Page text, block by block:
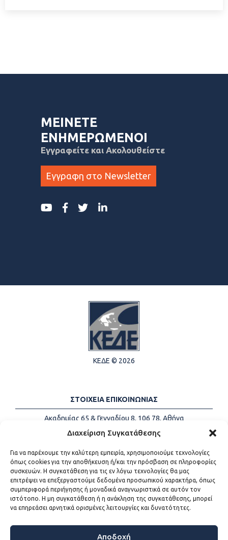
Διαχείριση Συγκατάθεσης
Για να παρέχουμε την καλύτερη εμπειρία, χρησιμοποιούμε τεχνολογίες
όπως cookies για την αποθήκευση ή/και την πρόσβαση σε πληροφορίες
συσκευών. Η συγκατάθεση για τις εν λόγω τεχνολογίες θα μας
επιτρέψει να επεξεργαστούμε δεδομένα προσωπικού χαρακτήρα, όπως
συμπεριφορά περιήγησης ή μοναδικά αναγνωριστικά σε αυτόν τον
ιστότοπο. Η μη συγκατάθεση ή η ανάκληση της συγκατάθεσης, μπορεί
να επηρεάσει αρνητικά ορισμένες λειτουργίες και δυνατότητες.
Αποδοχή
ΜΕΙΝΕΤΕ
ΕΝΗΜΕΡΩΜΕΝΟΙ
Εγγραφείτε και Ακολουθείστε
Εγγραφη στο Newsletter
ΚΕΔΕ © 2026
ΣΤΟΙΧΕΙΑ ΕΠΙΚΟΙΝΩΝΙΑΣ
Ακαδημίας 65 & Γενναδίου 8, 106 78, Αθήνα
Τηλέφωνα:
+30 213-2147500
Email:
info@kede.gr
ΧΡΗΣΙΜΟΙ ΣΥΝΔΕΣΜΟΙ
Η ΚΕΔΕ
Sitemap
Προσβασιμότητα